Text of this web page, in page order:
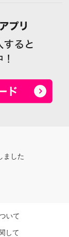
ました
いて
して